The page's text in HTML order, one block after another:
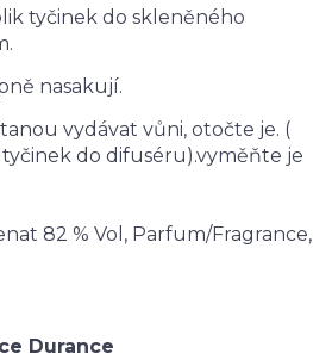
tyčinek do skleněného
nasakují.
vydávat vůni, otočte je. (
do difuséru).vyměňte je
82 % Vol, Parfum/Fragrance,
Durance